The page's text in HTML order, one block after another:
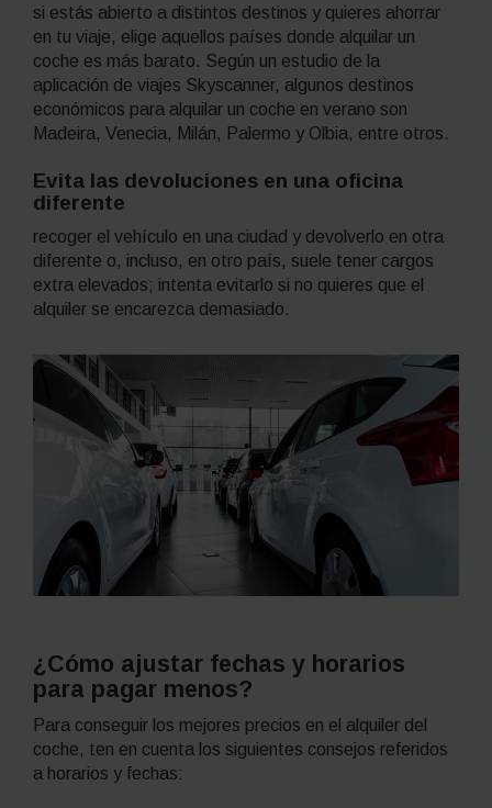
si estás abierto a distintos destinos y quieres ahorrar
en tu viaje, elige aquellos países donde alquilar un
coche es más barato. Según un estudio de la
aplicación de viajes Skyscanner, algunos destinos
económicos para alquilar un coche en verano son
Madeira, Venecia, Milán, Palermo y Olbia, entre otros.
Evita las devoluciones en una oficina
diferente
recoger el vehículo en una ciudad y devolverlo en otra
diferente o, incluso, en otro país, suele tener cargos
extra elevados; intenta evitarlo si no quieres que el
alquiler se encarezca demasiado.
¿Cómo ajustar fechas y horarios
para pagar menos?
Para conseguir los mejores precios en el alquiler del
coche, ten en cuenta los siguientes consejos referidos
a horarios y fechas: